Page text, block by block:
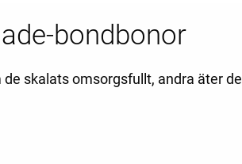
bondbonor
de skalats omsorgsfullt, andra äter